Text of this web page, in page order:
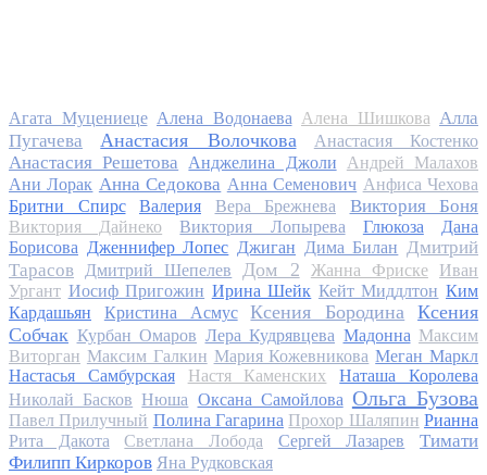
Агата Муцениеце Алена Водонаева Алена Шишкова Алла
Пугачева
Анастасия Волочкова Анастасия Костенко
Анастасия Решетова Анджелина Джоли
Андрей Малахов
Ани Лорак Анна Седокова Анна Семенович Анфиса Чехова
Бритни Спирс
Валерия Вера Брежнева Виктория Боня
Виктория Дайнеко Виктория Лопырева Глюкоза
Дана
Борисова Дженнифер Лопес Джиган Дима Билан Дмитрий
Тарасов
Дмитрий Шепелев Дом 2 Жанна Фриске
Иван
Ургант Иосиф Пригожин Ирина Шейк Кейт Миддлтон Ким
Кардашьян
Кристина Асмус Ксения Бородина
Ксения
Собчак Курбан Омаров Лера Кудрявцева Мадонна Максим
Виторган Максим Галкин Мария Кожевникова Меган Маркл
Настасья Самбурская
Настя Каменских
Наташа Королева
Николай Басков Нюша Оксана Самойлова Ольга Бузова
Павел Прилучный Полина Гагарина Прохор Шаляпин Рианна
Рита Дакота
Светлана Лобода Сергей Лазарев
Тимати
Филипп Киркоров Яна Рудковская